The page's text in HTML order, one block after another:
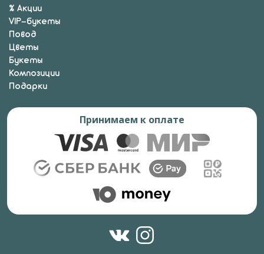
% Акции
VIP-букеты
Повод
Цветы
Букеты
Композиции
Подарки
Принимаем к оплате